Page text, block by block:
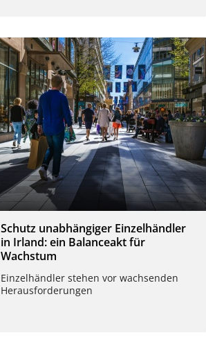
Schutz unabhängiger Einzelhändler
in Irland: ein Balanceakt für
Wachstum
Einzelhändler stehen vor wachsenden
Herausforderungen